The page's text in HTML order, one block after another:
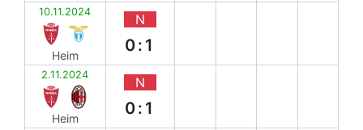
10.11.2024
Heim
N
0:1
2.11.2024
Heim
N
0:1